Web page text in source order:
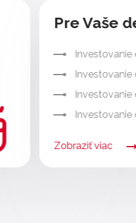
Pre Vaše
Zobraziť viac